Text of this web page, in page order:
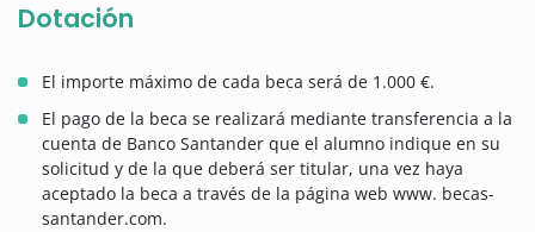
Dotación
El importe máximo de cada beca será de 1.000 €.
El pago de la beca se realizará mediante transferencia a la
cuenta de Banco Santander que el alumno indique en su
solicitud y de la que deberá ser titular, una vez haya
aceptado la beca a través de la página web www. becas-
santander.com.